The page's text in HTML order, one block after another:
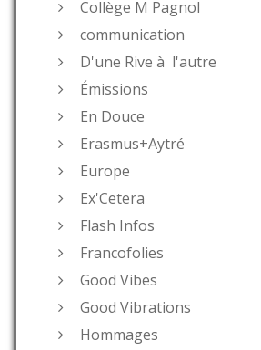
Collège M Pagnol
communication
D'une Rive à l'autre
Émissions
En Douce
Erasmus+Aytré
Europe
Ex'Cetera
Flash Infos
Francofolies
Good Vibes
Good Vibrations
Hommages